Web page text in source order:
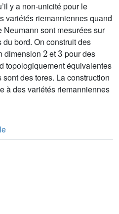
y a non-unicité pour le
variétés riemanniennes quand
sont mesurées sur
bord. On construit des
dimension
2
et
3
pour des
topologiquement équivalentes
des tores. La construction
à des variétés riemanniennes